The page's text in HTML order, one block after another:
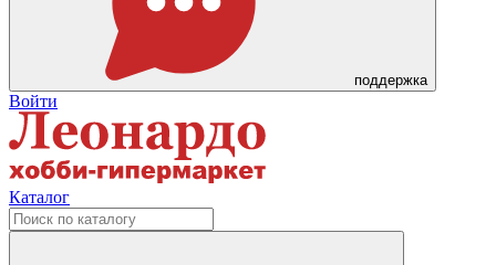
поддержка
Войти
Каталог